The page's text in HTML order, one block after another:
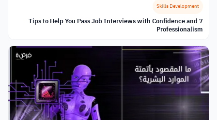
Skills Development
7 Tips to Help You Pass Job Interviews with Confidence and
Professionalism